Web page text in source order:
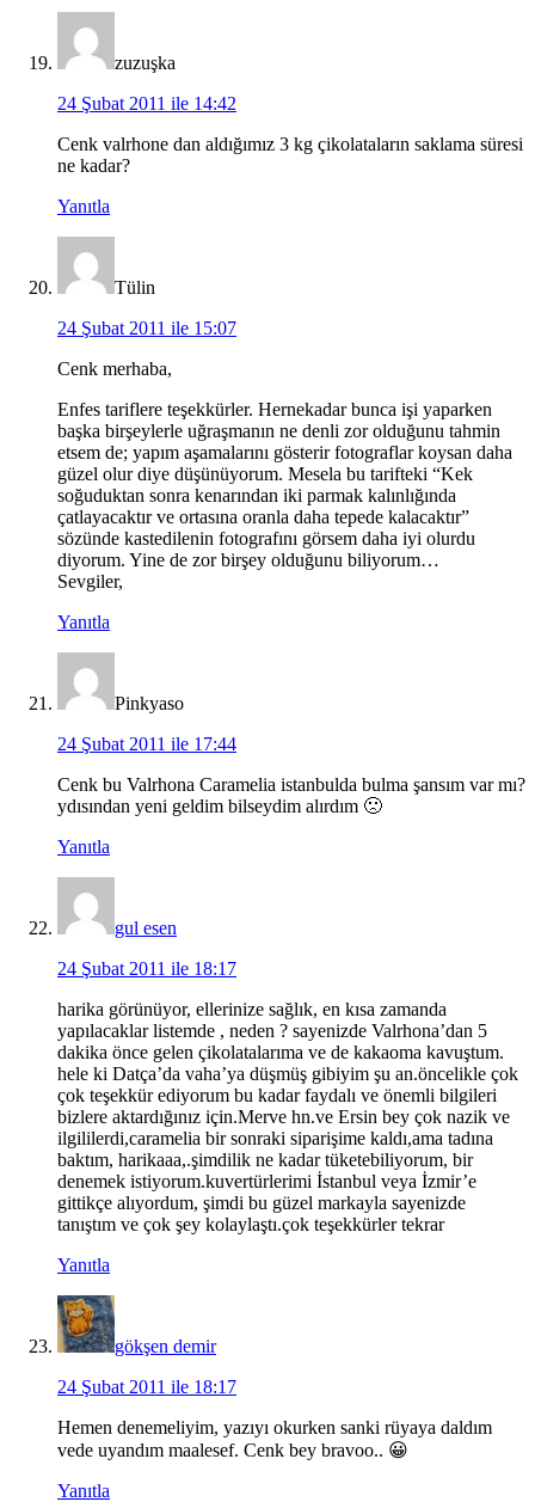
zuzuşka
24 Şubat 2011 ile 14:42
Cenk valrhone dan aldığımız 3 kg çikolataların saklama süresi
ne kadar?
Yanıtla
Tülin
24 Şubat 2011 ile 15:07
Cenk merhaba,
Enfes tariflere teşekkürler. Hernekadar bunca işi yaparken
başka birşeylerle uğraşmanın ne denli zor olduğunu tahmin
etsem de; yapım aşamalarını gösterir fotograflar koysan daha
güzel olur diye düşünüyorum. Mesela bu tarifteki “Kek
soğuduktan sonra kenarından iki parmak kalınlığında
çatlayacaktır ve ortasına oranla daha tepede kalacaktır”
sözünde kastedilenin fotografını görsem daha iyi olurdu
diyorum. Yine de zor birşey olduğunu biliyorum…
Sevgiler,
Yanıtla
Pinkyaso
24 Şubat 2011 ile 17:44
Cenk bu Valrhona Caramelia istanbulda bulma şansım var mı?
ydısından yeni geldim bilseydim alırdım 🙁
Yanıtla
gul esen
24 Şubat 2011 ile 18:17
harika görünüyor, ellerinize sağlık, en kısa zamanda
yapılacaklar listemde , neden ? sayenizde Valrhona’dan 5
dakika önce gelen çikolatalarıma ve de kakaoma kavuştum.
hele ki Datça’da vaha’ya düşmüş gibiyim şu an.öncelikle çok
çok teşekkür ediyorum bu kadar faydalı ve önemli bilgileri
bizlere aktardığınız için.Merve hn.ve Ersin bey çok nazik ve
ilgililerdi,caramelia bir sonraki siparişime kaldı,ama tadına
baktım, harikaaa,.şimdilik ne kadar tüketebiliyorum, bir
denemek istiyorum.kuvertürlerimi İstanbul veya İzmir’e
gittikçe alıyordum, şimdi bu güzel markayla sayenizde
tanıştım ve çok şey kolaylaştı.çok teşekkürler tekrar
Yanıtla
gökşen demir
24 Şubat 2011 ile 18:17
Hemen denemeliyim, yazıyı okurken sanki rüyaya daldım
vede uyandım maalesef. Cenk bey bravoo.. 😀
Yanıtla